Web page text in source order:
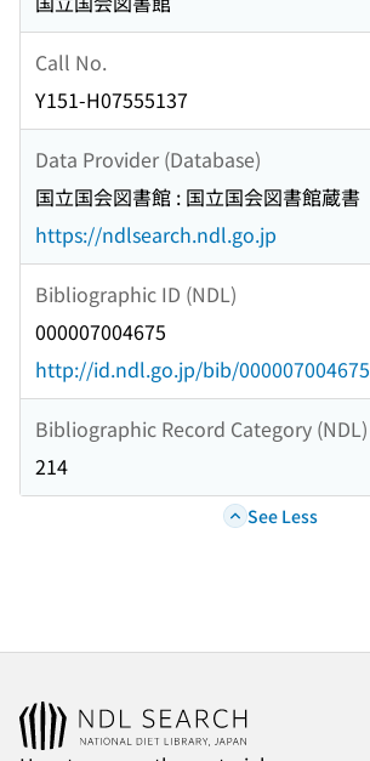
Call No.
Y151-H07555137
Data Provider (Database)
国立国会図書館 : 国立国会図書館蔵書
https://ndlsearch.ndl.go.jp
Bibliographic ID (NDL)
000007004675
http://id.ndl.go.jp/bib/000007004675
Bibliographic Record Category (NDL)
214
See Less